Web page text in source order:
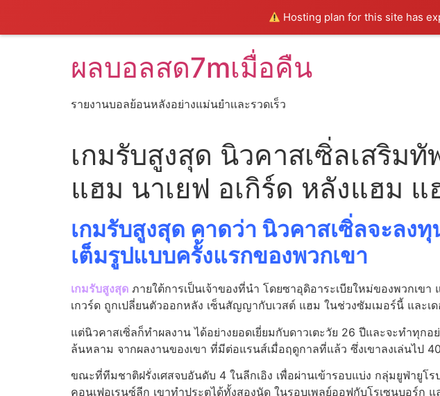
Hosting plan for this site has
ผลบอลสด7mเมื่อคืน
รายงานบอลย้อนหลังอย่างแม่นยำเเละรวดเร็ว
เกมรับสูงสุด นิวคาสเซิ่ลเสริม
แฮม นาเยฟ อเกิร์ด หลังแฮม แ
เกมรับสูงสุด คาดว่า นิวคาสเซิ่ลจะล
เต็มรูปแบบครั้งแรกของพวกเขา
เกมรับสูงสุด ภายใต้การเป็นเจ้าของที่นํา โดยซาอุดิอาระเบียใหม่ของพวกเข
เกวร์ด ถูกเปลี่ยนตัวออกหลัง เซ็นสัญญากับเวสต์ แฮม ในช่วงซัมเมอร์นี้ และ
แต่นิวคาสเซิ่ลก็ทําผลงาน ได้อย่างยอดเยี่ยมกับดาวเตะวัย 26 ปีและจะทําทุ
ล้นหลาม จากผลงานของเขา ที่มีต่อแรนส์เมื่อฤดูกาลที่แล้ว ซึ่งเขาลงเล่นไป
ขณะที่ทีมชาติฝรั่งเศสจบอันดับ 4 ในลีกเอิง เพื่อผ่านเข้ารอบแบ่ง กลุ่มยูฟ่ายูโ
คอนเฟอเรนซ์ลีก เขาทําประตูได้ทั้งสองนัด ในรอบเพลย์ออฟกับโรเซนบอร์ก